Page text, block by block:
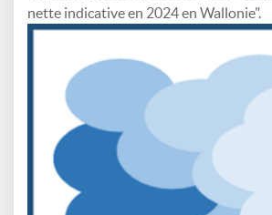
nette indicative en 2024 en Wallonie".